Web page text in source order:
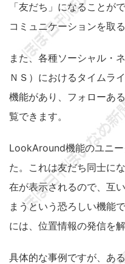
「友だち」になることが
コミュニケーションを取
また、各種ソーシャル・
ＮＳ）におけるタイムラ
機能があり、フォローあ
覧できます。
LookAround機能のユニ
た。これは友だち同士に
在が表示されるので、互
まうという恐ろしい機能
には、位置情報の発信を
具体的な事例ですが、あ